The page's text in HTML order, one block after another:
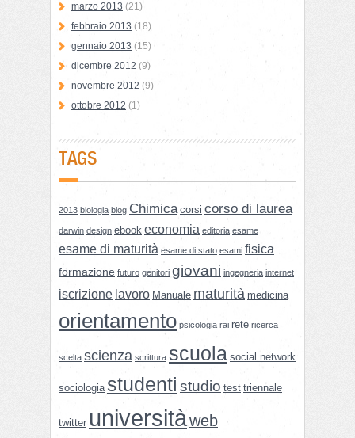
marzo 2013 (21)
febbraio 2013 (18)
gennaio 2013 (15)
dicembre 2012 (9)
novembre 2012 (9)
ottobre 2012 (1)
TAGS
2013 biologia blog Chimica corsi corso di laurea
darwin design ebook economia editoria esame
esame di maturità esame di stato esami fisica
formazione futuro genitori giovani ingegneria internet
iscrizione lavoro Manuale maturità medicina
orientamento psicologia rai rete ricerca
scelta scienza scrittura scuola social network
sociologia studenti studio test triennale
twitter universitàweb